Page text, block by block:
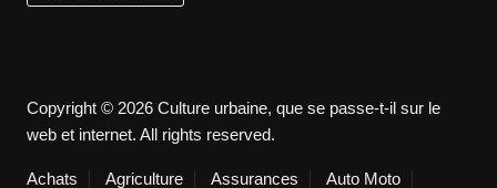
Copyright © 2026 Culture urbaine, que se passe-t-il sur le
web et internet. All rights reserved.
Achats Agriculture Assurances Auto Moto